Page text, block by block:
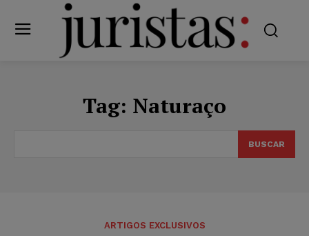
Tag: Naturaço
BUSCAR
ARTIGOS EXCLUSIVOS